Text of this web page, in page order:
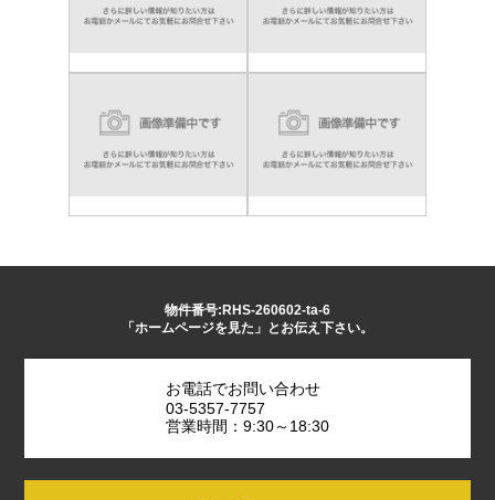
物件番号:RHS-260602-ta-6
「ホームページを見た」とお伝え下さい。
お電話でお問い合わせ
03-5357-7757
営業時間：9:30～18:30